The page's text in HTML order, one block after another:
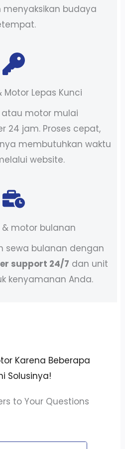
menyaksikan budaya
Motor Lepas Kunci
atau motor mulai
24 jam. Proses cepat,
membutuhkan waktu
website.
& motor bulanan
sewa bulanan dengan
support 24/7 dan unit
kenyamanan Anda.
Karena Beberapa
Solusinya!
to Your Questions